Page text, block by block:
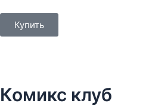
Купить
Комикс клуб